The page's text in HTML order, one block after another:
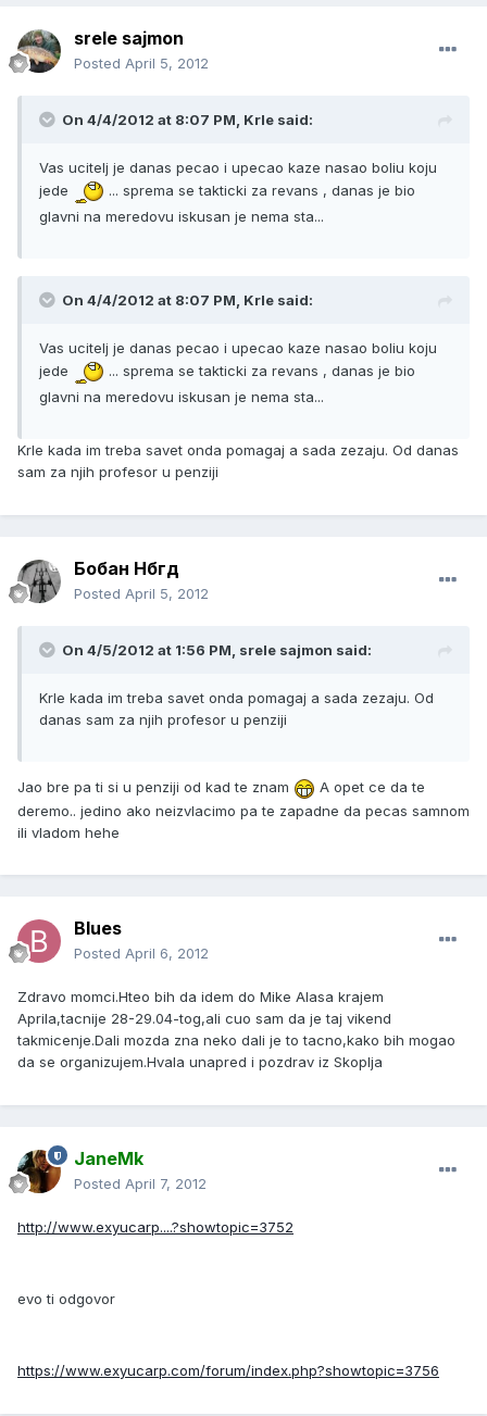
srele sajmon
Posted April 5, 2012
On 4/4/2012 at 8:07 PM, Krle said:
Vas ucitelj je danas pecao i upecao kaze nasao boliu koju
jede
... sprema se takticki za revans , danas je bio
glavni na meredovu iskusan je nema sta...
On 4/4/2012 at 8:07 PM, Krle said:
Vas ucitelj je danas pecao i upecao kaze nasao boliu koju
jede
... sprema se takticki za revans , danas je bio
glavni na meredovu iskusan je nema sta...
Krle kada im treba savet onda pomagaj a sada zezaju. Od danas
sam za njih profesor u penziji
Бобан Нбгд
Posted April 5, 2012
On 4/5/2012 at 1:56 PM, srele sajmon said:
Krle kada im treba savet onda pomagaj a sada zezaju. Od
danas sam za njih profesor u penziji
Jao bre pa ti si u penziji od kad te znam
A opet ce da te
deremo.. jedino ako neizvlacimo pa te zapadne da pecas samnom
ili vladom hehe
Blues
Posted April 6, 2012
Zdravo momci.Hteo bih da idem do Mike Alasa krajem
Aprila,tacnije 28-29.04-tog,ali cuo sam da je taj vikend
takmicenje.Dali mozda zna neko dali je to tacno,kako bih mogao
da se organizujem.Hvala unapred i pozdrav iz Skoplja
JaneMk
Posted April 7, 2012
http://www.exyucarp....?showtopic=3752
evo ti odgovor
https://www.exyucarp.com/forum/index.php?showtopic=3756